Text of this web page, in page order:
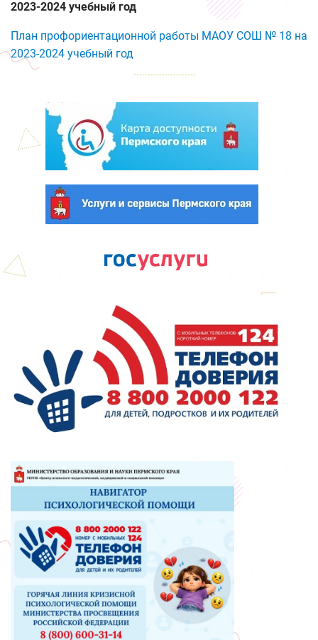
2023-2024 учебный год
План профориентационной работы МАОУ СОШ № 18 на
2023-2024 учебный год